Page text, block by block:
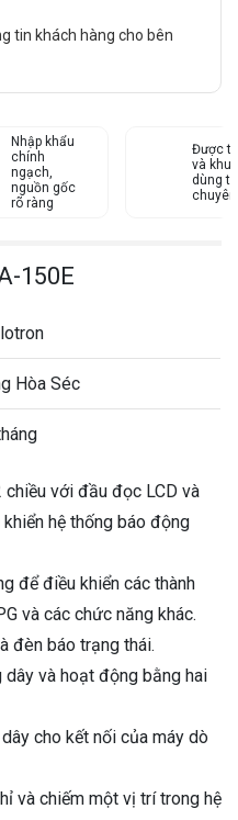
tin khách hàng cho bên
Nhập khẩu
chính
ngạch,
nguồn gốc
rõ ràng
Được
và
dùng từ
150E
Hòa Séc
chiều với đầu đọc LCD và
hệ thống báo động
để điều khiển các thành
và các chức năng khác.
đèn báo trạng thái.
dây và hoạt động bằng hai
cho kết nối của máy dò
và chiếm một vị trí trong hệ